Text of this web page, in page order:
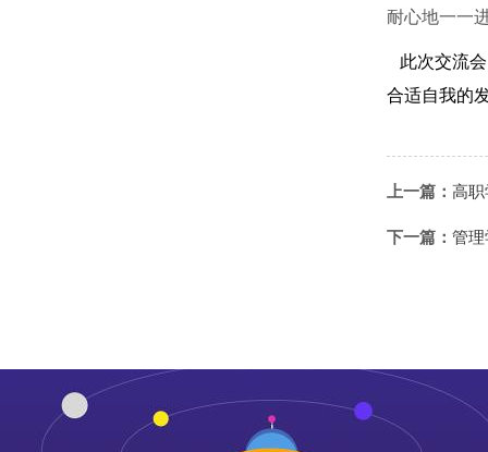
耐心地一一
此次交流
合适自我的
上一篇： 高
下一篇： 管